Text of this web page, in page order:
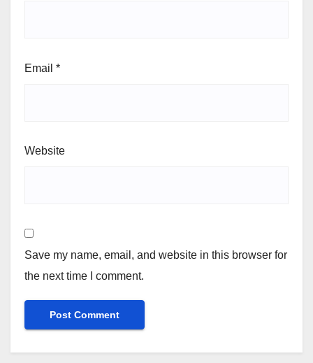
Email *
Website
Save my name, email, and website in this browser for
the next time I comment.